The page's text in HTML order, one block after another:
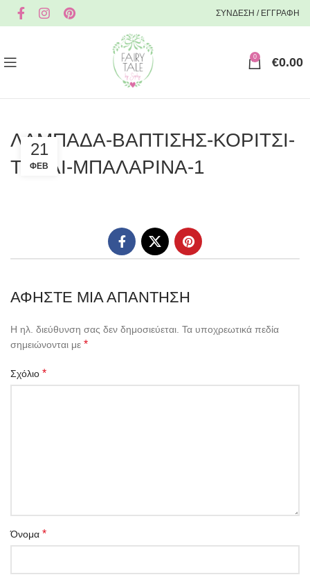
ΣΥΝΔΕΣΗ / ΕΓΓΡΑΦΗ
0 €0.00
ΛΑΜΠΑΔΑ-ΒΑΠΤΙΣΗΣ-ΚΟΡΙΤΣΙ-
ΤΟΥΛΙ-ΜΠΑΛΑΡΙΝΑ-1
21
ΦΕΒ
ΑΦΉΣΤΕ ΜΙΑ ΑΠΆΝΤΗΣΗ
Η ηλ. διεύθυνση σας δεν δημοσιεύεται. Τα υποχρεωτικά πεδία
σημειώνονται με *
Σχόλιο *
Όνομα *